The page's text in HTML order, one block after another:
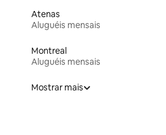
Atenas
Aluguéis mensais
Montreal
Aluguéis mensais
Mostrar mais